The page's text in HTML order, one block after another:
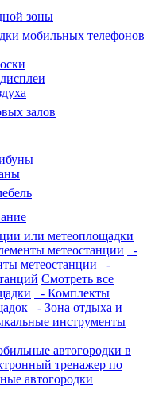
зоны
мобильных телефонов
залов
или метеоплощадки
метеостанции
-
метеостанции
-
Смотреть все
- Комплекты
- Зона отдыха и
инструменты
автогородки в
тренажер по
автогородки